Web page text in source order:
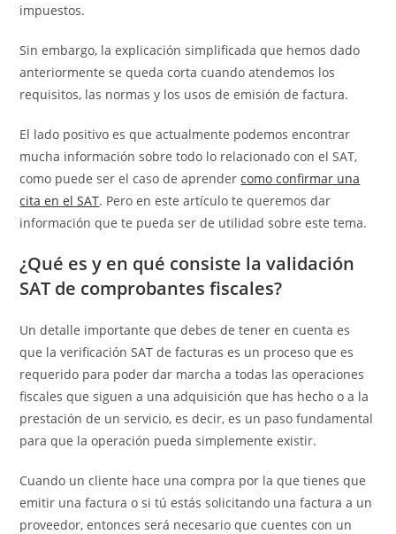
impuestos.
Sin embargo, la explicación simplificada que hemos dado
anteriormente se queda corta cuando atendemos los
requisitos, las normas y los usos de emisión de factura.
El lado positivo es que actualmente podemos encontrar
mucha información sobre todo lo relacionado con el SAT,
como puede ser el caso de aprendercomo confirmar una
cita en el SAT. Pero en este artículo te queremos dar
información que te pueda ser de utilidad sobre este tema.
¿Qué es y en qué consiste la validación
SAT de comprobantes fiscales?
Un detalle importante que debes de tener en cuenta es
que la verificación SAT de facturas es un proceso que es
requerido para poder dar marcha a todas las operaciones
fiscales que siguen a una adquisición que has hecho o a la
prestación de un servicio, es decir, es un paso fundamental
para que la operación pueda simplemente existir.
Cuando un cliente hace una compra por la que tienes que
emitir una factura o si tú estás solicitando una factura a un
proveedor, entonces será necesario que cuentes con un